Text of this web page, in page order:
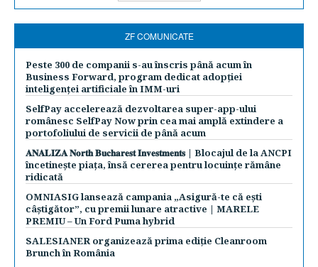
ZF COMUNICATE
Peste 300 de companii s-au înscris până acum în
Business Forward, program dedicat adopției
inteligenței artificiale în IMM-uri
SelfPay accelerează dezvoltarea super-app-ului
românesc SelfPay Now prin cea mai amplă extindere a
portofoliului de servicii de până acum
𝐀𝐍𝐀𝐋𝐈𝐙𝐀 𝐍𝐨𝐫𝐭𝐡 𝐁𝐮𝐜𝐡𝐚𝐫𝐞𝐬𝐭 𝐈𝐧𝐯𝐞𝐬𝐭𝐦𝐞𝐧𝐭𝐬 | Blocajul de la ANCPI
încetinește piața, însă cererea pentru locuințe rămâne
ridicată
OMNIASIG lansează campania „Asigură-te că ești
câștigător”, cu premii lunare atractive | MARELE
PREMIU – Un Ford Puma hybrid
SALESIANER organizează prima ediție Cleanroom
Brunch în România